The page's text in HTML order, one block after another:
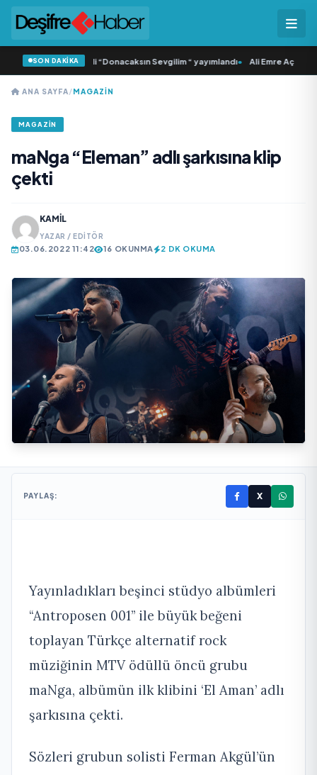
SON DAKİKA
‘dan İkinci Tekli “Donacaksın Sevgilim “ yayımlandı• Ali Emre Açıkgöz
ANA SAYFA/MAGAZIN
MAGAZIN
maNga “Eleman” adlı şarkısına klip
çekti
KAMIL
YAZAR / EDITÖR
03.06.2022 11:42 16 OKUNMA 2 DK OKUMA
PAYLAŞ: X
Yayınladıkları beşinci stüdyo albümleri
“Antroposen 001” ile büyük beğeni
toplayan Türkçe alternatif rock
müziğinin MTV ödüllü öncü grubu
maNga, albümün ilk klibini ‘El Aman’ adlı
şarkısına çekti.
Sözleri grubun solisti Ferman Akgül’ün